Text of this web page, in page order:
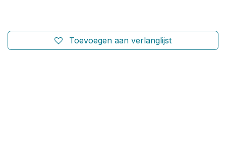
Toevoegen aan verlanglijst